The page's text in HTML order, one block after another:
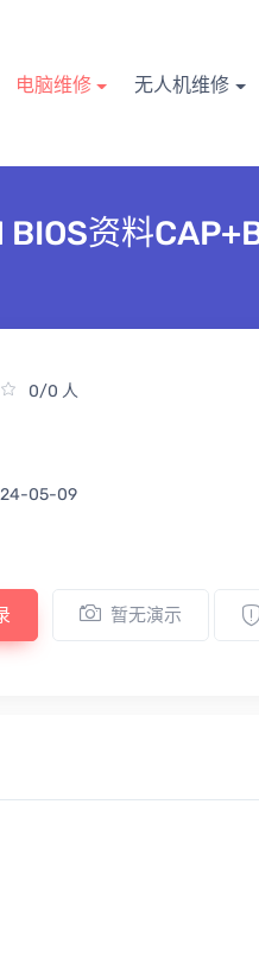
电脑维修 无人机维修
资料
0/0 人
05-09
暂无演示